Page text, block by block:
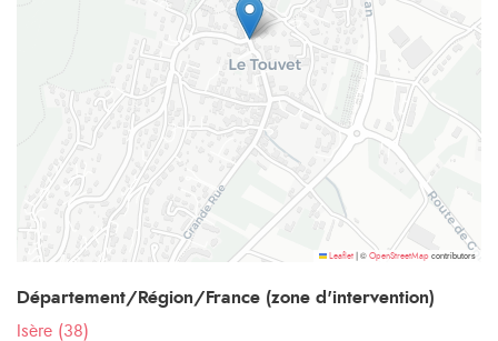
Leaflet © OpenStreetMap contributors
Département/Région/France (zone d'intervention)
Isère (38)